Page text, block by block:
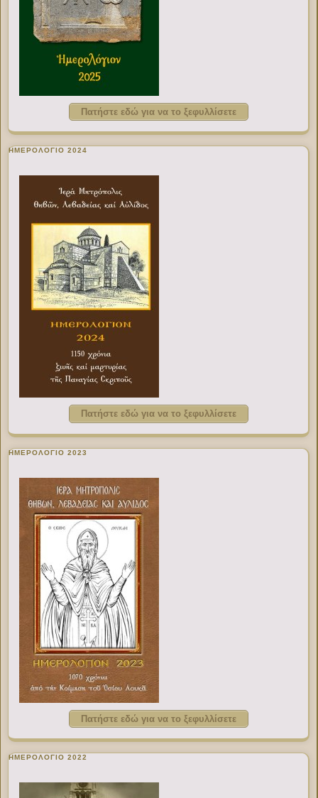
Πατήστε εδώ για να το ξεφυλλίσετε
ΗΜΕΡΟΛΟΓΙΟ 2024
Πατήστε εδώ για να το ξεφυλλίσετε
ΗΜΕΡΟΛΟΓΙΟ 2023
Πατήστε εδώ για να το ξεφυλλίσετε
ΗΜΕΡΟΛΟΓΙΟ 2022